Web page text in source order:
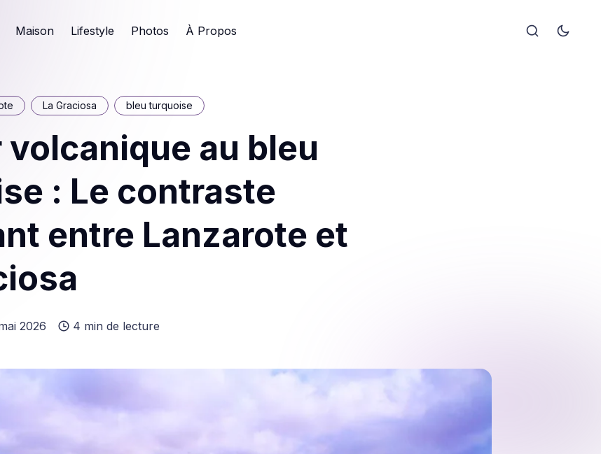
Maison Lifestyle Photos À Propos
La Graciosa bleu turquoise
volcanique au bleu
: Le contraste
entre Lanzarote et
2026 4 min de lecture